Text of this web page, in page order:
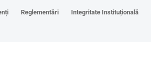
Reglementări Integritate Instituțională